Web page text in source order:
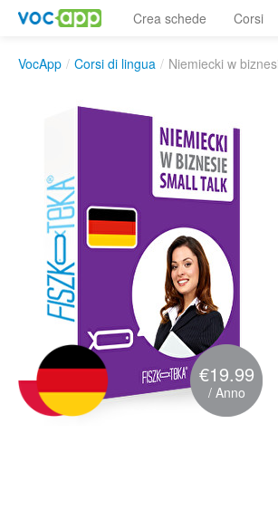
Crea schede Corsi
VocApp / Corsi di lingua / Niemiecki w
€19.99
/ Anno